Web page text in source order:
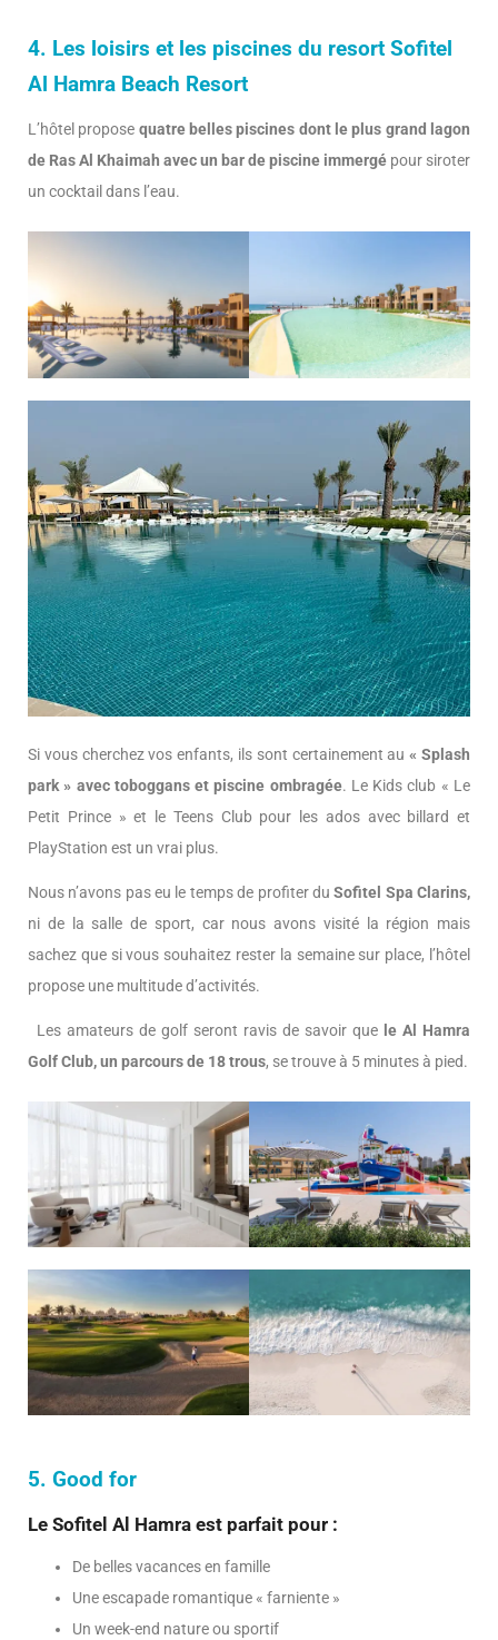
4. Les loisirs et les piscines du resort Sofitel
Al Hamra Beach Resort
L’hôtel propose quatre belles piscines dont le plus grand lagon
de Ras Al Khaimah avec un bar de piscine immergé pour siroter
un cocktail dans l’eau.
Si vous cherchez vos enfants, ils sont certainement au« Splash
park » avec toboggans et piscine ombragée. Le Kids club « Le
Petit Prince » et le Teens Club pour les ados avec billard et
PlayStation est un vrai plus.
Nous n’avons pas eu le temps de profiter duSofitel Spa Clarins,
ni de la salle de sport, car nous avons visité la région mais
sachez que si vous souhaitez rester la semaine sur place, l’hôtel
propose une multitude d’activités.
Les amateurs de golf seront ravis de savoir que le Al Hamra
Golf Club, un parcours de 18 trous, se trouve à 5 minutes à pied.
5. Good for
Le Sofitel Al Hamra est parfait pour :
De belles vacances en famille
Une escapade romantique « farniente »
Un week-end nature ou sportif